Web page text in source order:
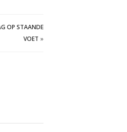
OP STAANDE
VOET »